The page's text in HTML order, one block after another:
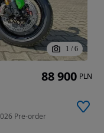
1 / 6
Pre-order
88 900 PLN